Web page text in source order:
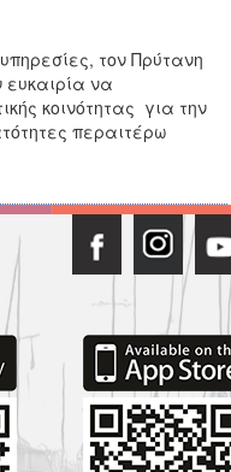
τον Πρύτανη
ευκαιρία να
κοινότητας για την
περαιτέρω